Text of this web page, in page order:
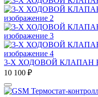
3-Х ХОДОВОЙ КЛАПАН В
10 100 ₽